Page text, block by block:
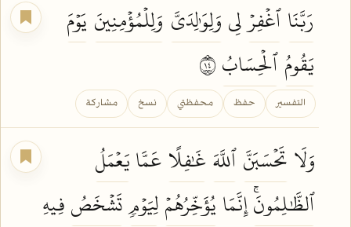
رَبَّنَاٱغۡفِرۡلِي وَلِوَٰلِدَيَّ وَلِلۡمُؤۡمِنِينَ يَوۡمَ
يَقُومُٱلۡحِسَابُ
التفسير حفظ محفظتي نسخ مشاركة
وَلَا تَحۡسَبَنَّٱللَّهَغَٰفِلًا عَمَّايَعۡمَلُ
ٱلظَّٰلِمُونَۚإِنَّمَا يُؤَخِّرُهُمۡلِيَوۡمٖتَشۡخَصُفِيهِ